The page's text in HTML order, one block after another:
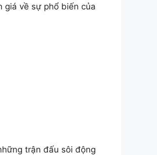
giá về sự phổ biến của
trận đấu sôi động